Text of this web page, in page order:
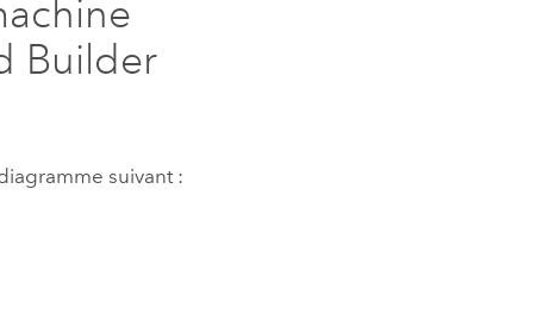
Builder
suivant :